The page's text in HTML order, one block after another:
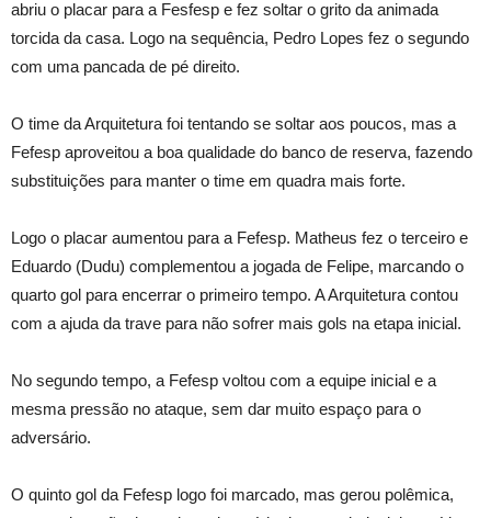
abriu o placar para a Fesfesp e fez soltar o grito da animada
torcida da casa. Logo na sequência, Pedro Lopes fez o segundo
com uma pancada de pé direito.
O time da Arquitetura foi tentando se soltar aos poucos, mas a
Fefesp aproveitou a boa qualidade do banco de reserva, fazendo
substituições para manter o time em quadra mais forte.
Logo o placar aumentou para a Fefesp. Matheus fez o terceiro e
Eduardo (Dudu) complementou a jogada de Felipe, marcando o
quarto gol para encerrar o primeiro tempo. A Arquitetura contou
com a ajuda da trave para não sofrer mais gols na etapa inicial.
No segundo tempo, a Fefesp voltou com a equipe inicial e a
mesma pressão no ataque, sem dar muito espaço para o
adversário.
O quinto gol da Fefesp logo foi marcado, mas gerou polêmica,